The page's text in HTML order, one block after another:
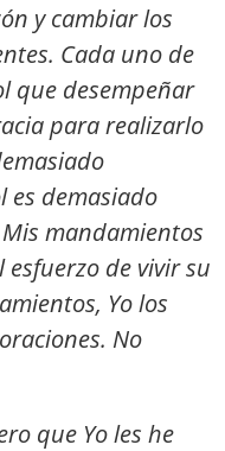
y cambiar los
Cada uno de
que desempeñar
para realizarlo
es demasiado
mandamientos
de vivir su
Yo los
No
que Yo les he